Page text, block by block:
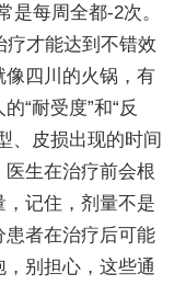
是每周全都-2次。
疗才能达到不错效
四川的火锅，有
“耐受度”和“反
、皮损出现的时间
生在治疗前会根
记住，剂量不是
患者在治疗后可能
别担心，这些通